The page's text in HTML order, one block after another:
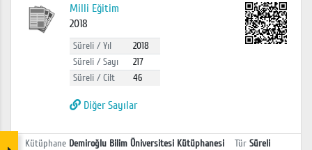
Milli Eğitim
2018
Süreli / Yıl
2018
Süreli / Sayı
217
Süreli / Cilt
46
Diğer Sayılar
Kütüphane Demiroğlu Bilim Üniversitesi Kütüphanesi Tür Süreli